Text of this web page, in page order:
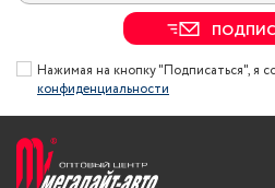
Нажимая на кнопку "Подписаться", я
конфиденциальности